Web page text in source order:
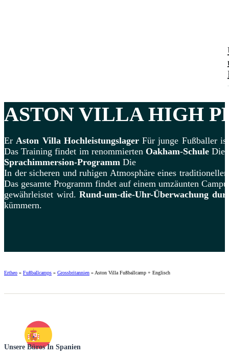
ASTON VILLAHIGH
ErAston Villa HochleistungslagerFür junge Fußballer
Das Training findet im renommierten Oakham-Schule
Sprachimmersion-Programm Die
In der sicheren und ruhigen Atmosphäre eines
Das gesamte Programm findet auf einem umzäunten
gewährleistet wird.Rund-um-die-Uhr-Überwachung
kümmern.
Ertheo » Fußballcamps » Grossbritannien » Aston Villa Fußballcamp + Englisch
Unsere Büros In Spanien